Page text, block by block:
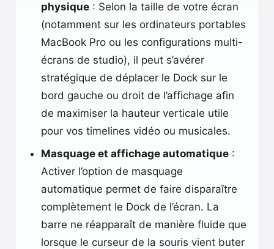
physique : Selon la taille de votre écran
(notamment sur les ordinateurs portables
MacBook Pro ou les configurations multi-
écrans de studio), il peut s’avérer
stratégique de déplacer le Dock sur le
bord gauche ou droit de l’affichage afin
de maximiser la hauteur verticale utile
pour vos timelines vidéo ou musicales.
Masquage et affichage automatique :
Activer l’option de masquage
automatique permet de faire disparaître
complètement le Dock de l’écran. La
barre ne réapparaît de manière fluide que
lorsque le curseur de la souris vient buter